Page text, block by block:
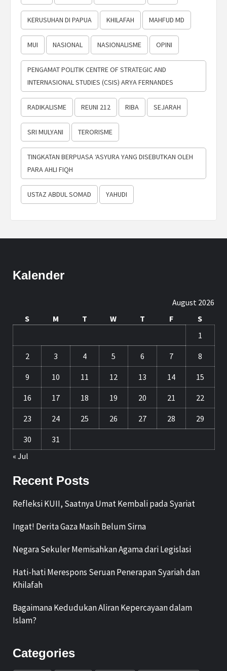
KERUSUHAN DI PAPUA KHILAFAH MAHFUD MD
MUI NASIONAL NASIONALISME OPINI
PENGAMAT POLITIK CENTRE OF STRATEGIC AND
INTERNASIONAL STUDIES (CSIS) ARYA FERNANDES
RADIKALISME REUNI 212 RIBA SEJARAH
SRI MULYANI TERORISME
TINGKATAN BERPUASA ‘ASYURA YANG DISEBUTKAN OLEH
PARA AHLI FIQH
USTAZ ABDUL SOMAD YAHUDI
Kalender
August 2026
S
M T W T F
S
1
2 3 4 5 6 7 8
9 10 11 12 13 14 15
16 17 18 19 20 21 22
23 24 25 26 27 28 29
30
31
« Jul
Recent Posts
Refleksi KUII, Saatnya Umat Kembali pada Syariat
Ingat! Derita Gaza Masih Belum Sirna
Negara Sekuler Memisahkan Agama dari Legislasi
Hati-hati Merespons Seruan Penerapan Syariah dan
Khilafah
Bagaimana Kedudukan Aliran Kepercayaan dalam
Islam?
Categories